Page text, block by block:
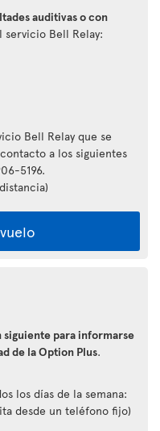
auditivas o con
servicio Bell Relay:
Bell Relay que se
a los siguientes
5196.
siguiente para informarse
de la Option Plus.
los días de la semana:
desde un teléfono fijo)